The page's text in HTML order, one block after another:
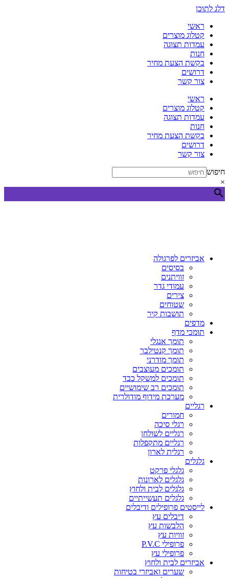
דלג לתוכן
ראשי
קטלוג מוצרים
עמדות תצוגה
חנות
בקשת הצעת מחיר
דרושים
צור קשר
ראשי
קטלוג מוצרים
עמדות תצוגה
חנות
בקשת הצעת מחיר
דרושים
צור קשר
חיפוש
×
אביזרים לפרגולה
בסיסים
זוויתנים
עמודי גדר
צירים
שטוחים
תושבות קיר
מדפים
תומכי מדף
תומך אנגלי
תומך קנטילבר
תומך מודרני
תומכים מעוצבים
תומכים למשקל כבד
תומכים רב שימושיים
מערכת מידוף מודולרית
רגליים
חמורים
רגלי סיכה
רגליים לשולחן
רגליים מתקפלות
רגלית לארון
גלגלים
גלגלי פרקט
גלגלים לארונות
גלגלים לבית ולחוץ
גלגלים תעשייתיים
לייסטים פרופילים ודיבלים
דיבלים עץ
הלבשות עץ
זוויות עץ
פרופילי P.V.C
פרופילי עץ
אביזרים לבית ולחוץ
שערים ואביזרי בטיחות